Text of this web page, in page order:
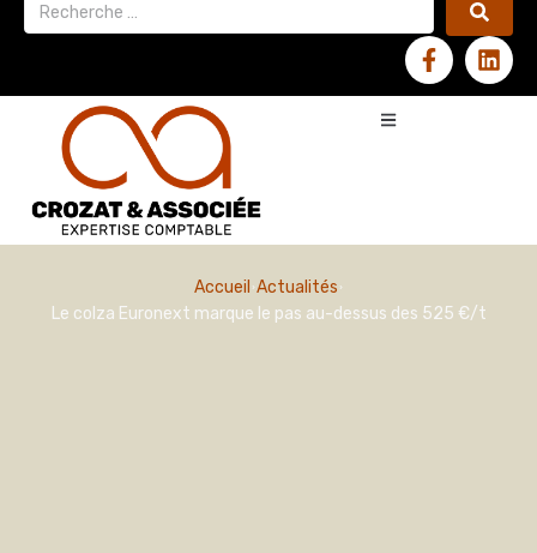
Accueil Actualités
Le colza Euronext marque le pas au-dessus des 525 €/t